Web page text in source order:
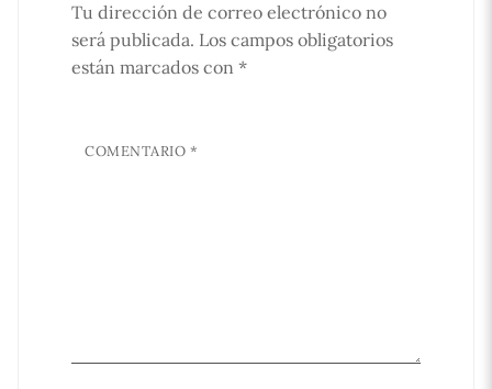
Tu dirección de correo electrónico no
será publicada. Los campos obligatorios
están marcados con *
COMENTARIO *